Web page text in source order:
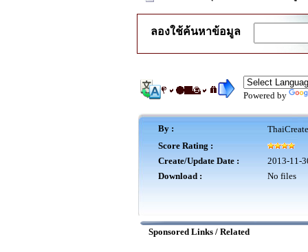
ลองใช้ค้นหาข้อมูล
Powered by
By :
Score Rating :
Create/Update Date :
2013-11-
Download :
No files
Sponsored Links / Related